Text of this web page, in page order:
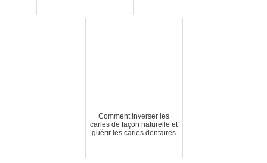
Comment inverser les
caries de façon naturelle et
guérir les caries dentaires